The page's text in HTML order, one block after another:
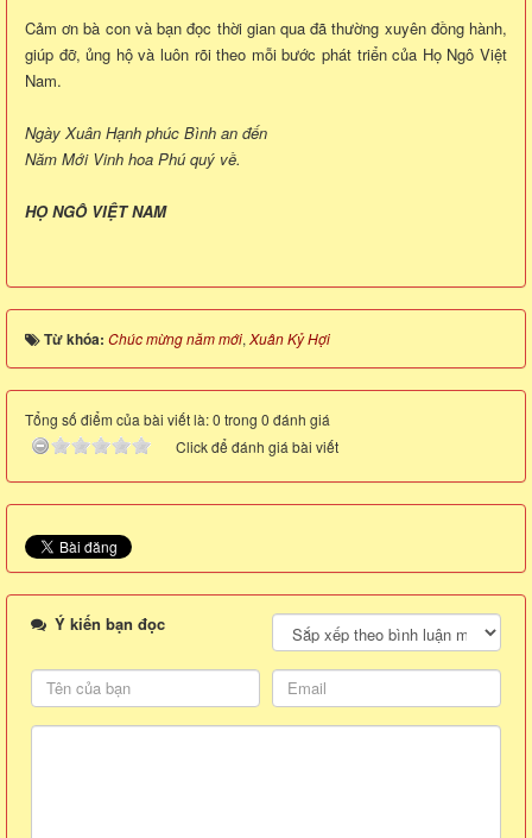
Cảm ơn bà con và bạn đọc thời gian qua đã thường xuyên đồng hành,
giúp đỡ, ủng hộ và luôn rõi theo mỗi bước phát triển của Họ Ngô Việt
Nam.
Ngày Xuân Hạnh phúc Bình an đến
Năm Mới Vinh hoa Phú quý về.
HỌ NGÔ VIỆT NAM
Từ khóa: Chúc mừng năm mới, Xuân Kỷ Hợi
Tổng số điểm của bài viết là: 0 trong 0 đánh giá
Click để đánh giá bài viết
Ý kiến bạn đọc